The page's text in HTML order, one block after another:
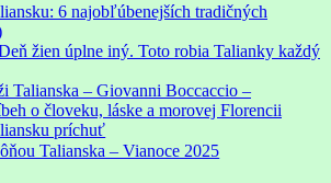
6 najobľúbenejších tradičných
žien úplne iný. Toto robia Talianky každý
Talianska – Giovanni Boccaccio –
o človeku, láske a morovej Florencii
príchuť
Talianska – Vianoce 2025